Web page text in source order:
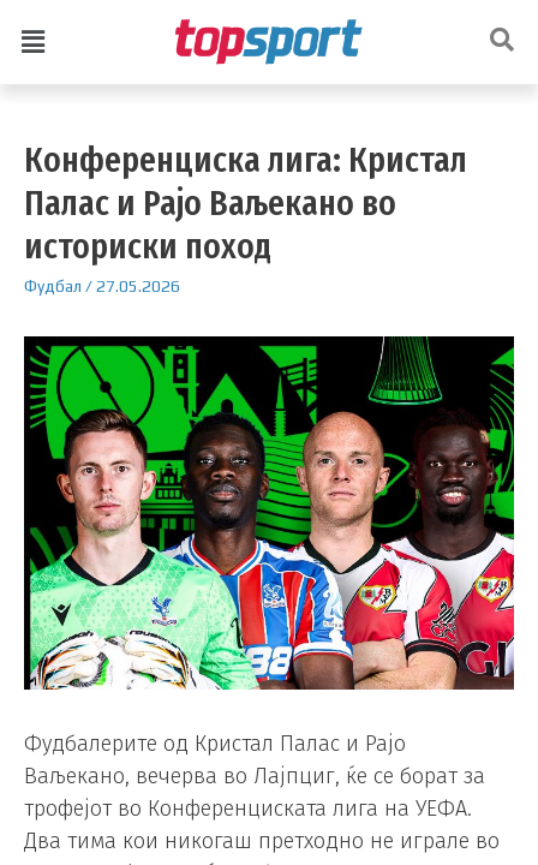
Конференциска лига: Кристал
Палас и Рајо Ваљекано во
историски поход
Фудбал /27.05.2026
Фудбалерите од Кристал Палас и Рајо
Ваљекано, вечерва во Лајпциг, ќе се борат за
трофејот во Конференциската лига на УЕФА.
Два тима кои никогаш претходно не играле во